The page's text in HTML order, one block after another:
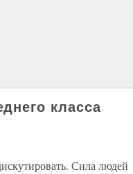
класса
Сила людей